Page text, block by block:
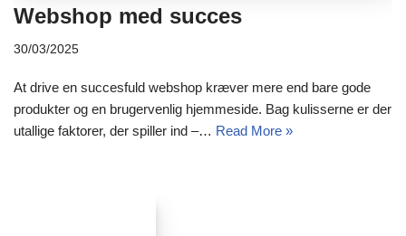
Webshop med succes
30/03/2025
At drive en succesfuld webshop kræver mere end bare gode
produkter og en brugervenlig hjemmeside. Bag kulisserne er der
utallige faktorer, der spiller ind –… Read More »